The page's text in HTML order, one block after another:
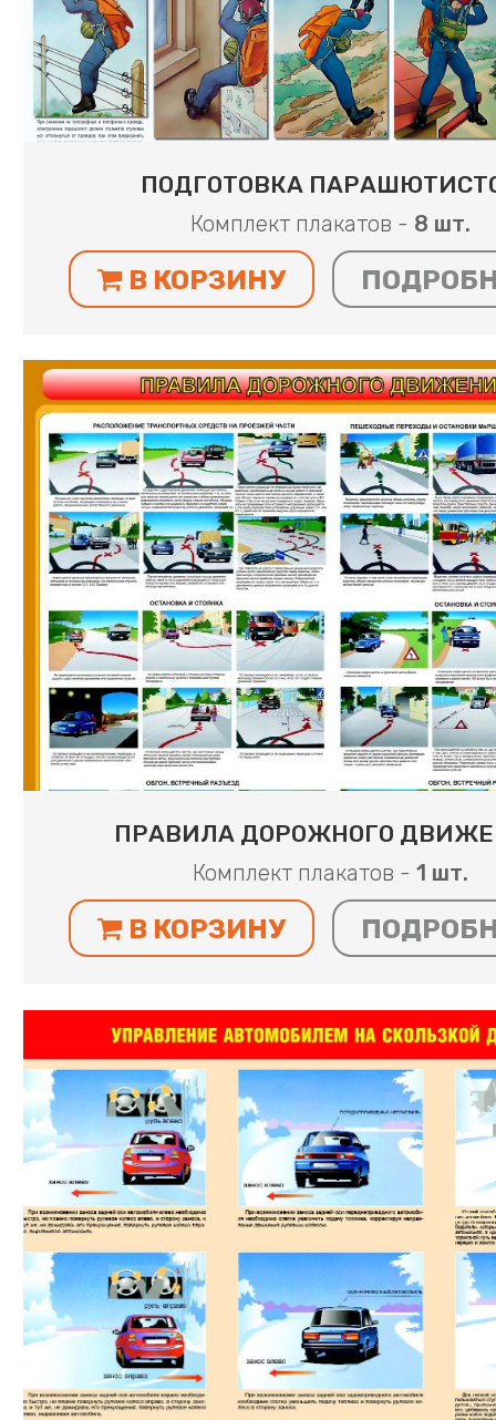
ПОДГОТОВКА
Комплект плакатов - 8 шт.
В КОРЗИНУ
ПРАВИЛА ДОРОЖНОГО
Комплект плакатов - 1 шт.
В КОРЗИНУ